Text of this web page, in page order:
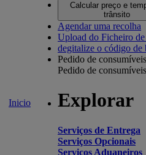
Inicio
Calcular preço e
trânsito
Agendar uma recolha
Upload do Ficheiro
degitalize o código de
Pedido de consumíveis
Pedido de consumíveis
Explorar
Serviços de Entrega
Serviços Opcionais
Serviços Aduaneiros